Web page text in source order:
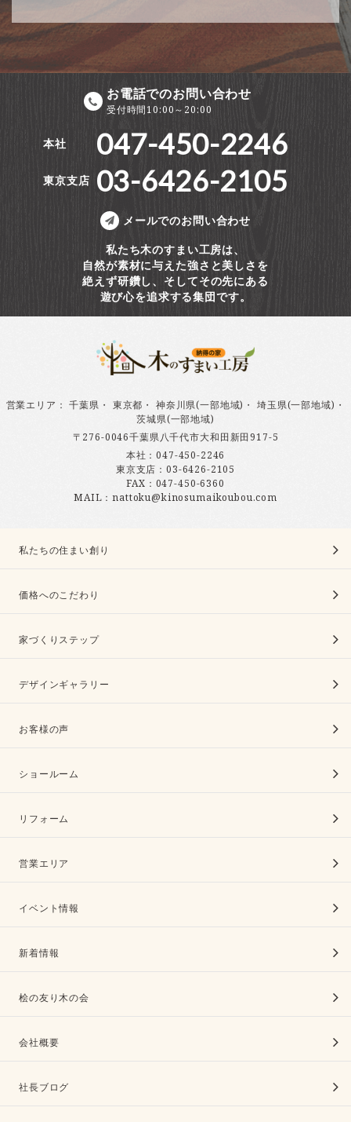
お電話でのお問い合わせ
受付時間10:00～20:00
本社 047-450-2246
東京支店 03-6426-2105
メールでのお問い合わせ
私たち木のすまい工房は、
自然が素材に与えた強さと美しさを
絶えず研鑽し、そしてその先にある
遊び心を追求する集団です。
営業エリア ：千葉県 ・ 東京都 ・ 神奈川県(一部地域) ・ 埼玉県(一部地域) ・
茨城県(一部地域)
〒276-0046千葉県八千代市大和田新田917-5
本社：047-450-2246
東京支店：03-6426-2105
FAX：047-450-6360
MAIL：nattoku@kinosumaikoubou.com
私たちの住まい創り
価格へのこだわり
家づくりステップ
デザインギャラリー
お客様の声
ショールーム
リフォーム
営業エリア
イベント情報
新着情報
桧の友り木の会
会社概要
社長ブログ